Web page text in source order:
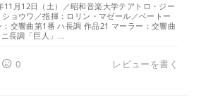
11月12日（土）／昭和音楽大学テアトロ・ジー
ショウワ／指揮：ロリン・マゼール／ベートー
：交響曲第1番 ハ長調 作品21 マーラー：交響曲
長調「巨人」...
0 レビューを書く